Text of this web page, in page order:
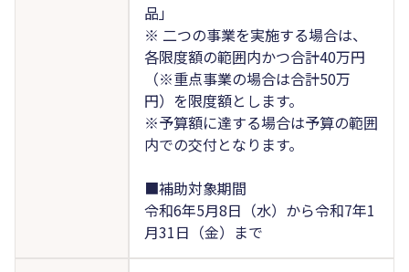
品」
※ 二つの事業を実施する場合は、
各限度額の範囲内かつ合計40万円
（※重点事業の場合は合計50万
円）を限度額とします。
※予算額に達する場合は予算の範囲
内での交付となります。
■補助対象期間
令和6年5月8日（水）から令和7年1
月31日（金）まで